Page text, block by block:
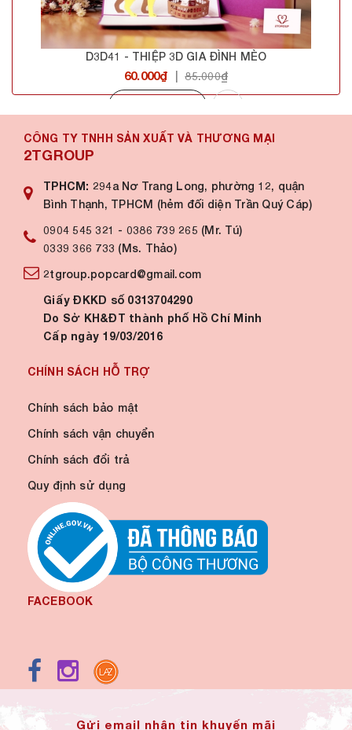
D3D41 - THIỆP 3D GIA ĐÌNH MÈO
60.000₫ 85.000₫
CÔNG TY TNHH SẢN XUẤT VÀ THƯƠNG MẠI
2TGROUP
TPHCM: 294a Nơ Trang Long, phường 12, quận
Bình Thạnh, TPHCM (hẻm đối diện Trần Quý Cáp)
0904 545 321 - 0386 739 265 (Mr. Tú)
0339 366 733 (Ms. Thảo)
2tgroup.popcard@gmail.com
Giấy ĐKKD số 0313704290
Do Sở KH&ĐT thành phố Hồ Chí Minh
Cấp ngày 19/03/2016
CHÍNH SÁCH HỖ TRỢ
Chính sách bảo mật
Chính sách vận chuyển
Chính sách đổi trả
Quy định sử dụng
FACEBOOK
Gửi email nhận tin khuyến mãi